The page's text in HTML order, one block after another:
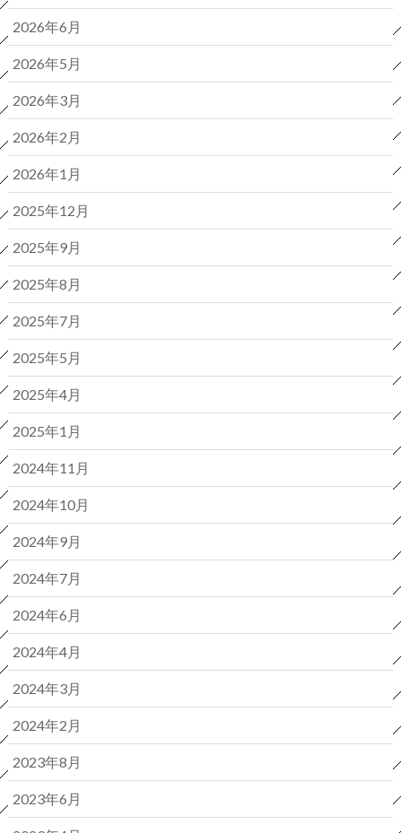
2026年6月
2026年5月
2026年3月
2026年2月
2026年1月
2025年12月
2025年9月
2025年8月
2025年7月
2025年5月
2025年4月
2025年1月
2024年11月
2024年10月
2024年9月
2024年7月
2024年6月
2024年4月
2024年3月
2024年2月
2023年8月
2023年6月